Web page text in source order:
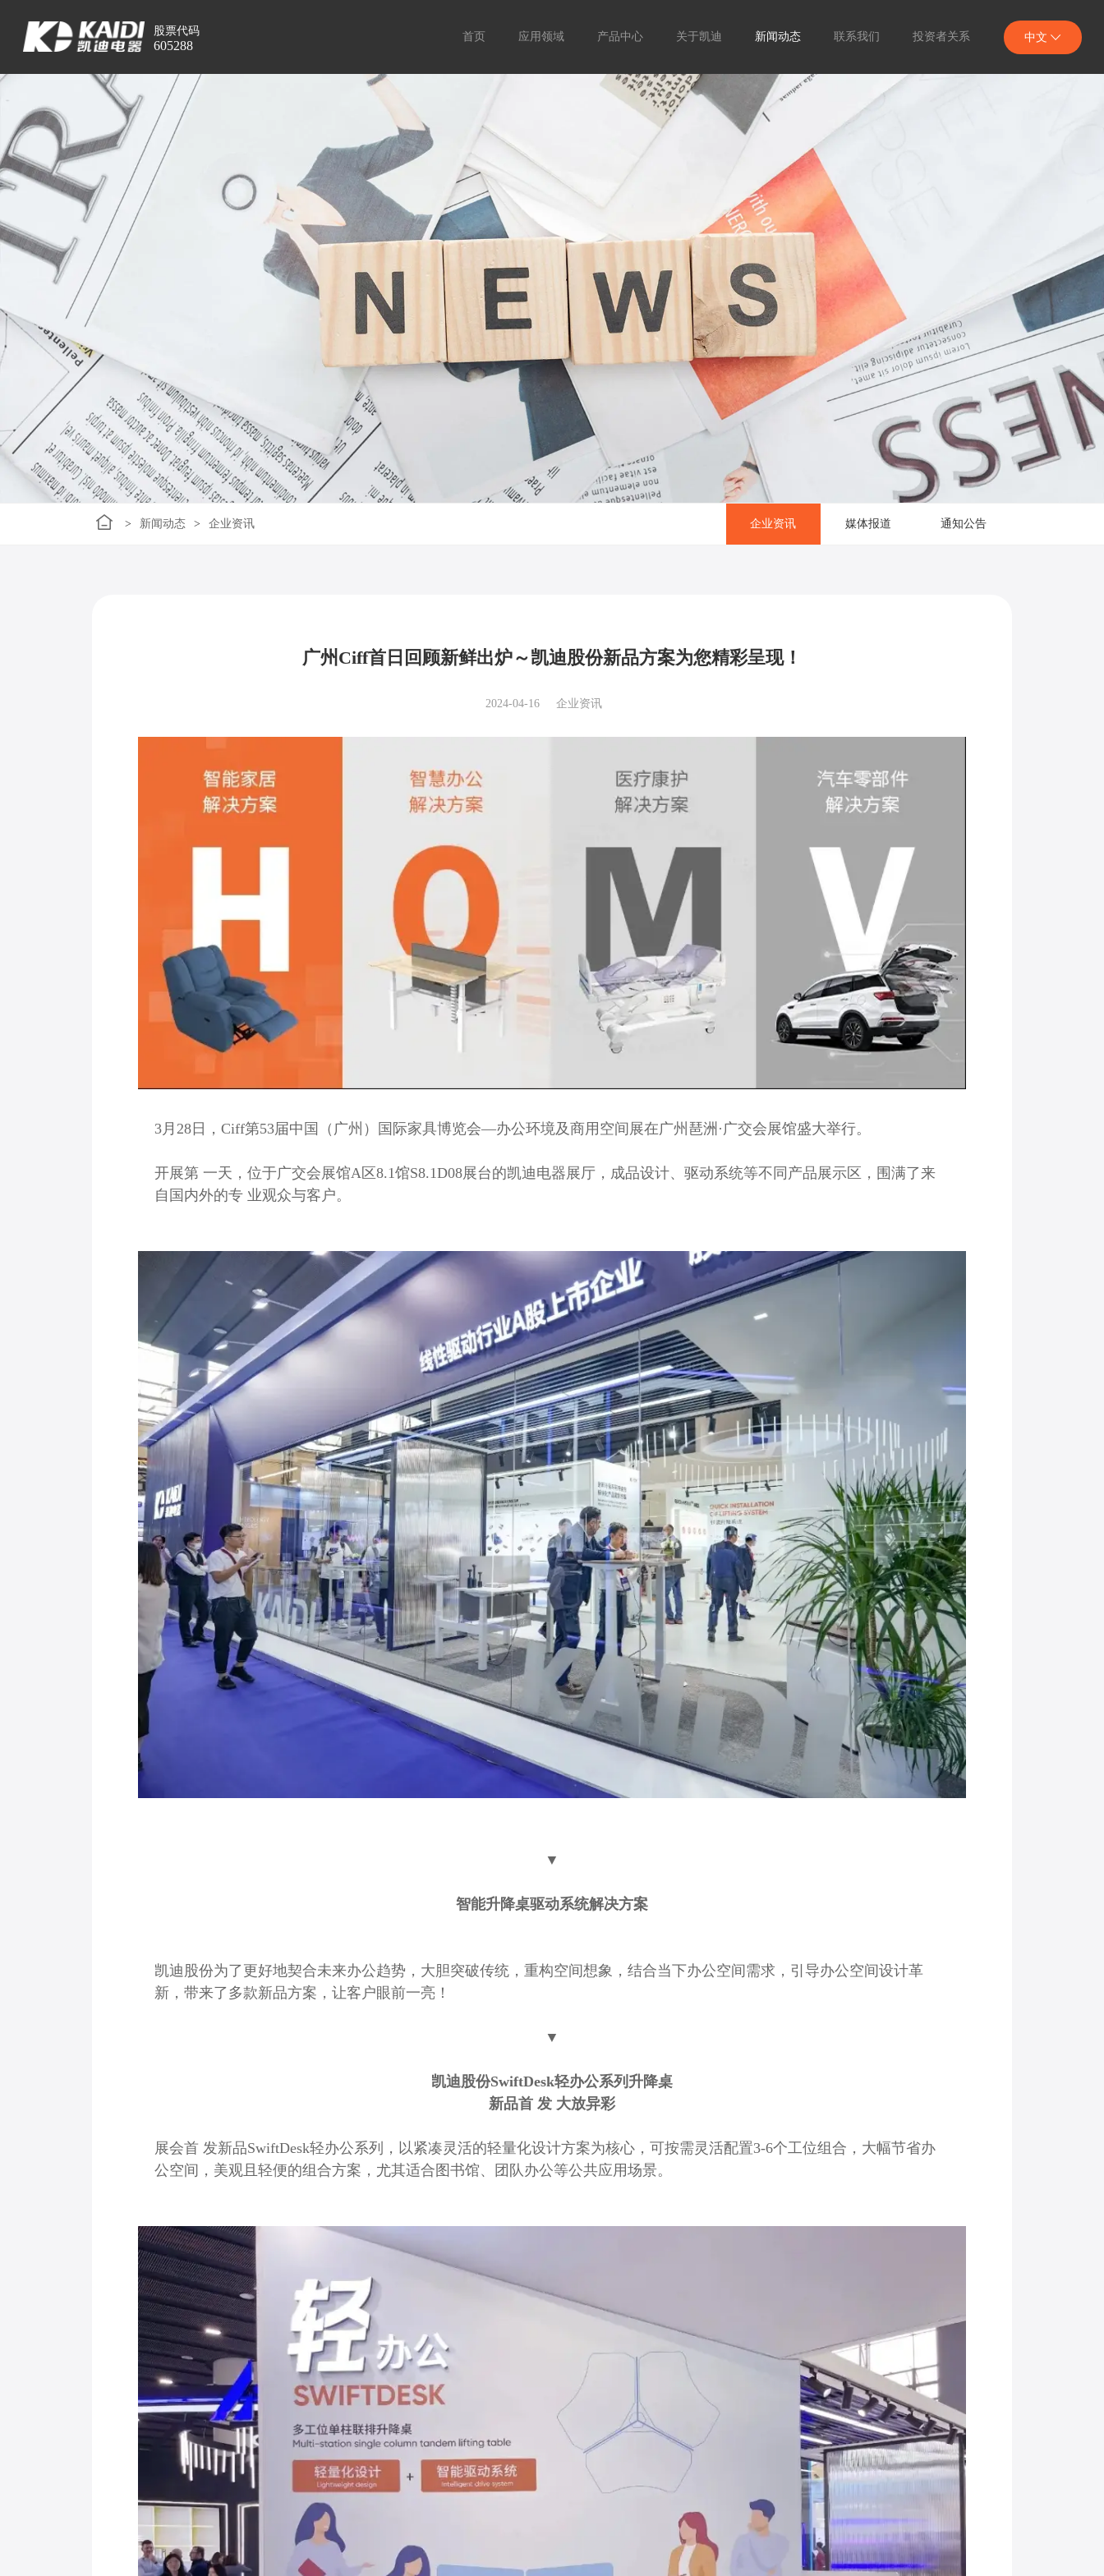
股票代码
605288
首页 应用领域 产品中心 关于凯迪 新闻动态 联系我们 投资者关系 中文
> 新闻动态 > 企业资讯 通知公告
媒体报道
企业资讯
广州Ciff首日回顾新鲜出炉～凯迪股份新品方案为您精彩呈现！
2024-04-16 企业资讯
3月28日，Ciff第53届中国（广州）国际家具博览会—办公环境及商用空间展在广州琶洲·广交会展馆盛大举行。
开展第 一天，位于广交会展馆A区8.1馆S8.1D08展台的凯迪电器展厅，成品设计、驱动系统等不同产品展示区，围满了来
自国内外的专 业观众与客户。
▼
智能升降桌驱动系统解决方案
凯迪股份为了更好地契合未来办公趋势，大胆突破传统，重构空间想象，结合当下办公空间需求，引导办公空间设计革
新，带来了多款新品方案，让客户眼前一亮！
▼
凯迪股份SwiftDesk轻办公系列升降桌
新品首 发 大放异彩
展会首 发新品SwiftDesk轻办公系列，以紧凑灵活的轻量化设计方案为核心，可按需灵活配置3-6个工位组合，大幅节省办
公空间，美观且轻便的组合方案，尤其适合图书馆、团队办公等公共应用场景。